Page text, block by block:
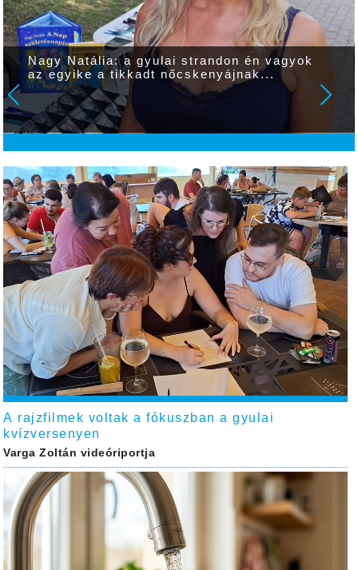
Nagy Natália: a gyulai strandon én vagyok
az egyike a tikkadt nőcskenyájnak...
A rajzfilmek voltak a fókuszban a gyulai
kvízversenyen
Varga Zoltán videóriportja